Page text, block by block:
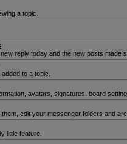
a topic.
reply today and the new posts made
to a topic.
avatars, signatures, board
edit your messenger folders and
little feature.